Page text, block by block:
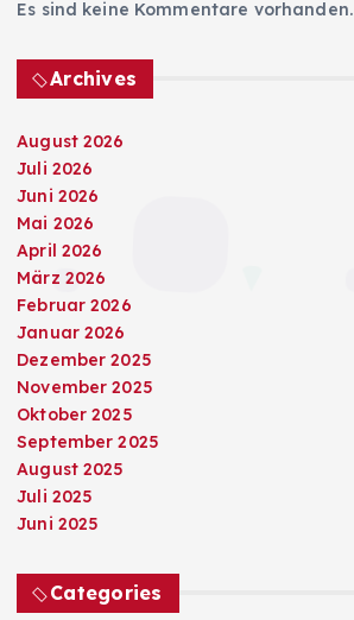
Es sind keine Kommentare vorhanden.
Archives
August 2026
Juli 2026
Juni 2026
Mai 2026
April 2026
März 2026
Februar 2026
Januar 2026
Dezember 2025
November 2025
Oktober 2025
September 2025
August 2025
Juli 2025
Juni 2025
Categories